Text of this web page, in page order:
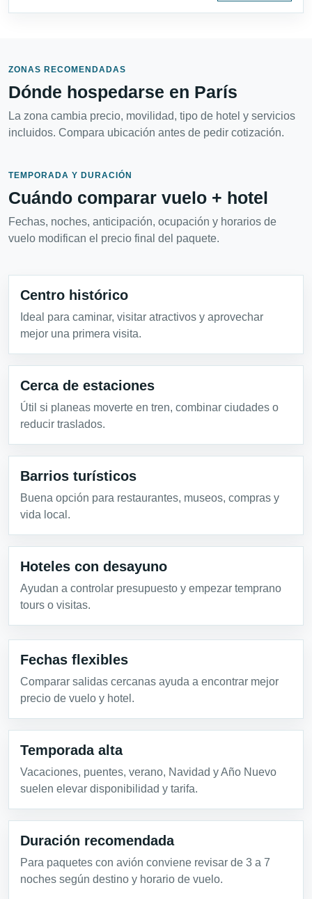
ZONAS RECOMENDADAS
Dónde hospedarse en París
La zona cambia precio, movilidad, tipo de hotel y servicios
incluidos. Compara ubicación antes de pedir cotización.
TEMPORADA Y DURACIÓN
Cuándo comparar vuelo + hotel
Fechas, noches, anticipación, ocupación y horarios de
vuelo modifican el precio final del paquete.
Centro histórico
Ideal para caminar, visitar atractivos y aprovechar
mejor una primera visita.
Cerca de estaciones
Útil si planeas moverte en tren, combinar ciudades o
reducir traslados.
Barrios turísticos
Buena opción para restaurantes, museos, compras y
vida local.
Hoteles con desayuno
Ayudan a controlar presupuesto y empezar temprano
tours o visitas.
Fechas flexibles
Comparar salidas cercanas ayuda a encontrar mejor
precio de vuelo y hotel.
Temporada alta
Vacaciones, puentes, verano, Navidad y Año Nuevo
suelen elevar disponibilidad y tarifa.
Duración recomendada
Para paquetes con avión conviene revisar de 3 a 7
noches según destino y horario de vuelo.